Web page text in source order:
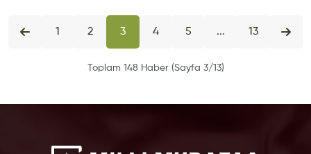
1 2 3 4 5 ... 13
Toplam 148 Haber (Sayfa 3/13)